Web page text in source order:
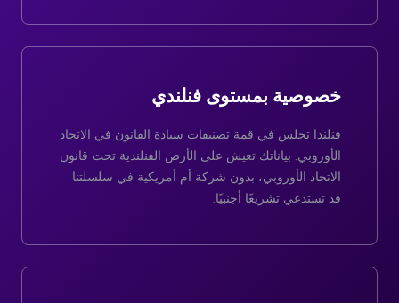
خصوصية بمستوى فنلندي
فنلندا تجلس في قمة تصنيفات سيادة القانون في الاتحاد
الأوروبي. بياناتك تعيش على الأرض الفنلندية تحت قانون
الاتحاد الأوروبي، بدون شركة أم أمريكية في سلسلتنا
قد تستدعي تشريعًا أجنبيًا.